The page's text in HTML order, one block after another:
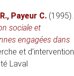
, Payeur C. (1995).
sociale et
engagées dans
et d’intervention
Laval